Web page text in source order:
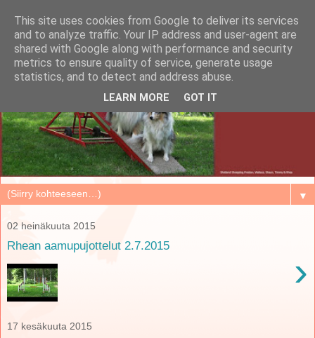
▼
02 heinäkuuta 2015
Rhean aamupujottelut 2.7.2015
›
17 kesäkuuta 2015
This site uses cookies from Google to deliver its services
and to analyze traffic. Your IP address and user-agent are
shared with Google along with performance and security
metrics to ensure quality of service, generate usage
statistics, and to detect and address abuse.
LEARN MORE GOT IT